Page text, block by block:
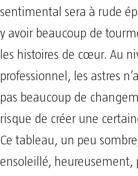
sentimental sera à rude
y avoir beaucoup de
les histoires de cœur. Au
professionnel, les astres
pas beaucoup de
risque de créer une
Ce tableau, un peu
ensoleillé, heureusement,